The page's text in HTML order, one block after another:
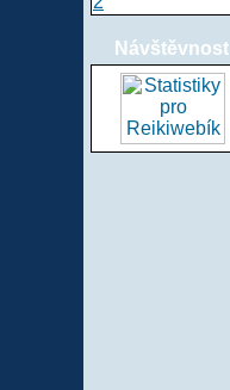
Návštěvnost